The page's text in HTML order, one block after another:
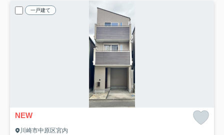
一戸建て
NEW
川崎市中原区宮内